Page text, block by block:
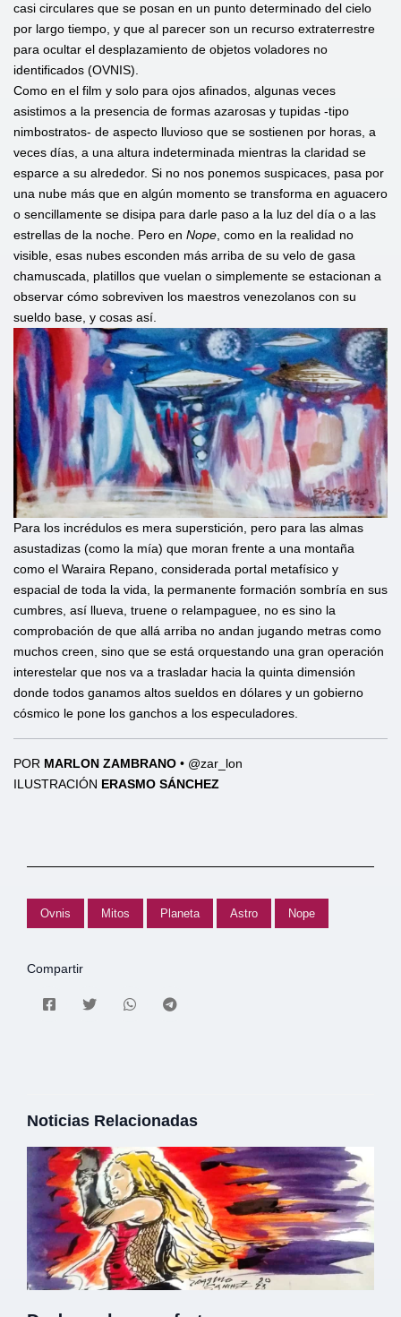
casi circulares que se posan en un punto determinado del cielo
por largo tiempo, y que al parecer son un recurso extraterrestre
para ocultar el desplazamiento de objetos voladores no
identificados (OVNIS).
Como en el film y solo para ojos afinados, algunas veces
asistimos a la presencia de formas azarosas y tupidas -tipo
nimbostratos- de aspecto lluvioso que se sostienen por horas, a
veces días, a una altura indeterminada mientras la claridad se
esparce a su alrededor. Si no nos ponemos suspicaces, pasa por
una nube más que en algún momento se transforma en aguacero
o sencillamente se disipa para darle paso a la luz del día o a las
estrellas de la noche. Pero en Nope , como en la realidad no
visible, esas nubes esconden más arriba de su velo de gasa
chamuscada, platillos que vuelan o simplemente se estacionan a
observar cómo sobreviven los maestros venezolanos con su
sueldo base, y cosas así.
Para los incrédulos es mera superstición, pero para las almas
asustadizas (como la mía) que moran frente a una montaña
como el Waraira Repano, considerada portal metafísico y
espacial de toda la vida, la permanente formación sombría en sus
cumbres, así llueva, truene o relampaguee, no es sino la
comprobación de que allá arriba no andan jugando metras como
muchos creen, sino que se está orquestando una gran operación
interestelar que nos va a trasladar hacia la quinta dimensión
donde todos ganamos altos sueldos en dólares y un gobierno
cósmico le pone los ganchos a los especuladores.
POR MARLON ZAMBRANO • @zar_lon
ILUSTRACIÓN ERASMO SÁNCHEZ
Ovnis Mitos Planeta Astro Nope
Compartir
Noticias Relacionadas